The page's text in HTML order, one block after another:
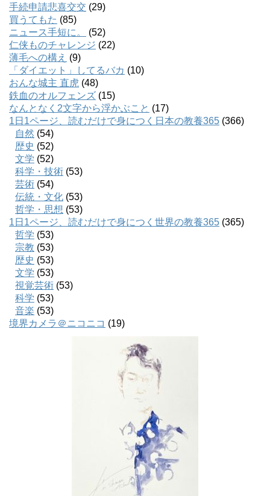
手続申請悲喜交交 (29)
買うてもた (85)
ニュース手短に。
(52)
仁侠ものチャレンジ (22)
薄毛への構え (9)
「ダイエット」してるバカ (10)
おんな城主 直虎 (48)
鉄血のオルフェンズ (15)
なんとなく2文字から浮かぶこと (17)
1日1ページ、読むだけで身につく日本の教養365 (366)
自然 (54)
歴史 (52)
文学 (52)
科学・技術 (53)
芸術 (54)
伝統・文化 (53)
哲学・思想 (53)
1日1ページ、読むだけで身につく世界の教養365 (365)
哲学 (53)
宗教 (53)
歴史 (53)
文学 (53)
視覚芸術 (53)
科学 (53)
音楽 (53)
境界カメラ＠ニコニコ (19)